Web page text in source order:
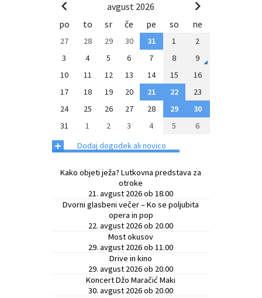
avgust 2026
po
to sr če pe so ne
27 28 29 30 31 1
2
3
4 5 6 7 8
9
10
11 12 13 14 15
16
17
18 19 20 21 22
23
24
25 26 27 28 29
30
31
1 2 3 4 5 6
+ Dodaj dogodek ali novico
Kako objeti ježa? Lutkovna predstava za
otroke
21. avgust 2026 ob 18.00
Dvorni glasbeni večer – Ko se poljubita
opera in pop
22. avgust 2026 ob 20.00
Most okusov
29. avgust 2026 ob 11.00
Drive in kino
29. avgust 2026 ob 20.00
Koncert Džo Maračić Maki
30. avgust 2026 ob 20.00